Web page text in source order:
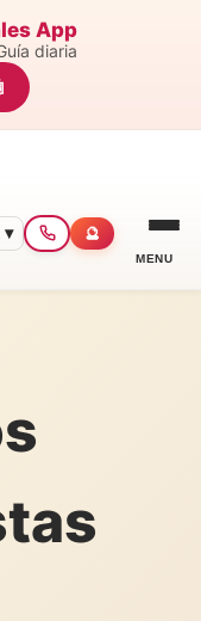
App
diaria
▾ 🔮
MENU